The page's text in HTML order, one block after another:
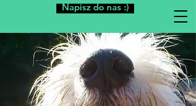
Napisz do nas :)